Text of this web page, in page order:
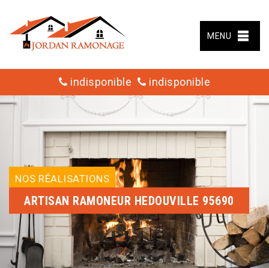
MENU
indisponible indisponible
NOS RÉALISATIONS
ARTISAN RAMONEUR HEDOUVILLE 95690